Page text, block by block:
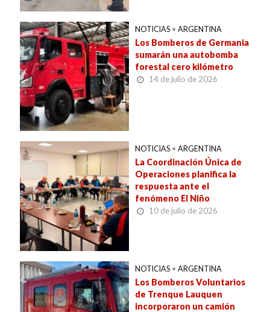
NOTICIAS • ARGENTINA
Los Bomberos de Germania
sumarán una autobomba
forestal cero kilómetro
14 de julio de 2026
NOTICIAS • ARGENTINA
La Coordinación Única de
Operaciones planifica la
respuesta ante el
fenómeno El Niño
10 de julio de 2026
NOTICIAS • ARGENTINA
Los Bomberos Voluntarios
de Trenque Lauquen
incorporaron un camión